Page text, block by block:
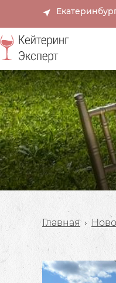
Главная ›